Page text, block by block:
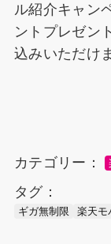
ル紹介キャン
ントプレゼン
込みいただけ
カテゴリー：
タグ：
ギガ無制限 楽天モ